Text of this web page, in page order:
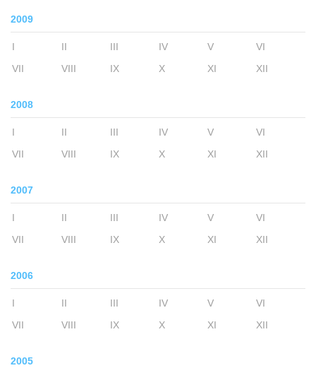
2009
I II III IV V
VI
VII
VIII IX X XI XII
2008
I II III IV V
VI
VII
VIII IX X XI XII
2007
I II III IV V
VI
VII
VIII IX X XI XII
2006
I II III IV V
VI
VII
VIII IX X XI XII
2005